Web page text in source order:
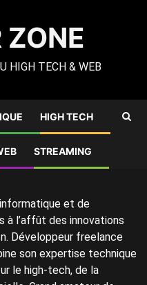
ZONE
HIGH TECH & WEB
HIGH TECH
STREAMING
et de
à l’affût des innovations
Développeur freelance
son expertise technique
le high-tech, de la